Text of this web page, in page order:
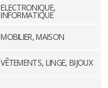
ELECTRONIQUE,
INFORMATIQUE
MOBILIER, MAISON
VÊTEMENTS, LINGE, BIJOUX